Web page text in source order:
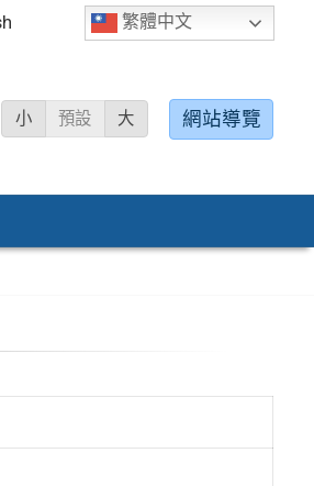
繁體中文
小 預設 大 網站導覽